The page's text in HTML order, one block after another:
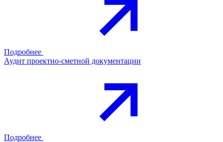
Подробнее
Аудит проектно-сметной документации
Подробнее